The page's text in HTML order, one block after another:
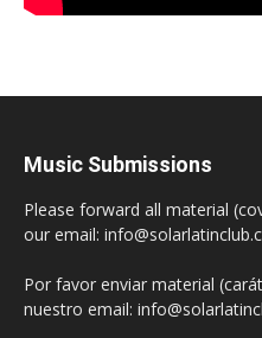
Music Submissions
Please forward all material
our email:
Por favor enviar material
nuestro email: